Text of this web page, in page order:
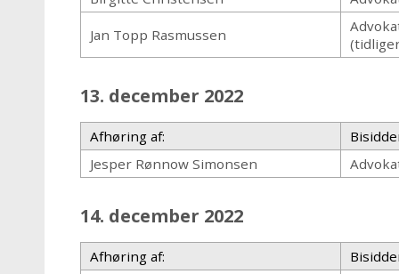
Jan Topp Rasmussen
13. december 2022
Afhøring af:
Jesper Rønnow Simonsen
14. december 2022
Afhøring af: